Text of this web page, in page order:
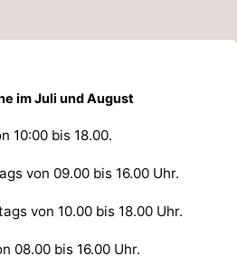
im Juli und August
10:00 bis 18.00.
von 09.00 bis 16.00 Uhr.
von 10.00 bis 18.00 Uhr.
08.00 bis 16.00 Uhr.